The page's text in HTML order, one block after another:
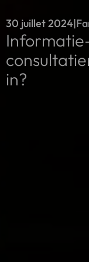
30 juillet 2024|
in?